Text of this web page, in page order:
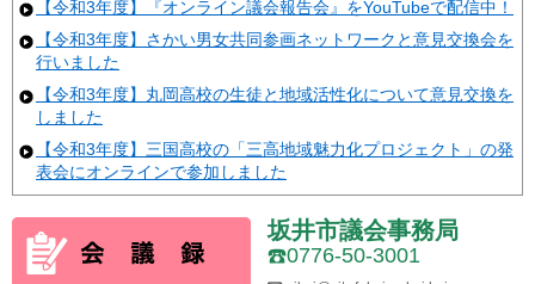
【令和3年度】『オンライン議会報告会』をYouTubeで配信中！
【令和3年度】さかい男女共同参画ネットワークと意見交換会を
行いました
【令和3年度】丸岡高校の生徒と地域活性化について意見交換を
しました
【令和3年度】三国高校の「三高地域魅力化プロジェクト」の発
表会にオンラインで参加しました
坂井市議会事務局
0776-50-3001